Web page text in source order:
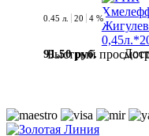
Быстрый
0.45 л. 20 4 %
91.50 руб.